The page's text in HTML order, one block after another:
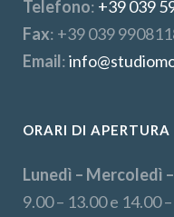
Telefono: +39 039
Fax: +39 039
Email:
ORARI DI APERTURA
Lunedì – Mercoledì
9.00 – 13.00 e 14.00